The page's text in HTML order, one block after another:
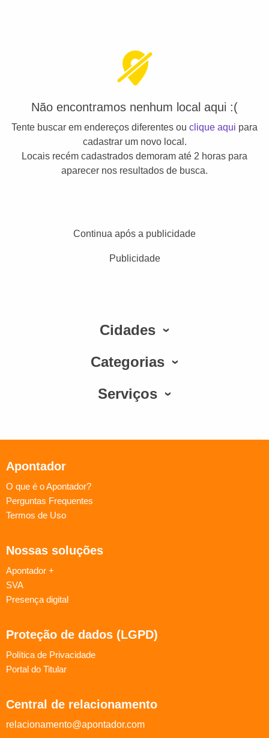
Não encontramos nenhum local aqui :(
Tente buscar em endereços diferentes ou clique aqui para
cadastrar um novo local.
Locais recém cadastrados demoram até 2 horas para
aparecer nos resultados de busca.
Continua após a publicidade
Publicidade
Cidades
Categorias
Serviços
Apontador
O que é o Apontador?
Perguntas Frequentes
Termos de Uso
Nossas soluções
Apontador +
SVA
Presença digital
Proteção de dados (LGPD)
Política de Privacidade
Portal do Titular
Central de relacionamento
relacionamento@apontador.com